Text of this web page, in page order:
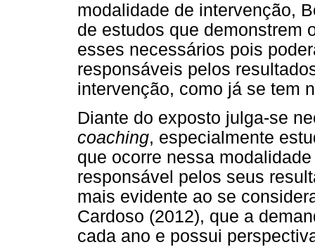
modalidade de intervenção,
de estudos que demonstrem
esses necessários pois
responsáveis pelos
intervenção, como já se tem
Diante do exposto julga-se
coaching, especialmente
que ocorre nessa
responsável pelos seus
mais evidente ao se
Cardoso (2012), que a
cada ano e possui